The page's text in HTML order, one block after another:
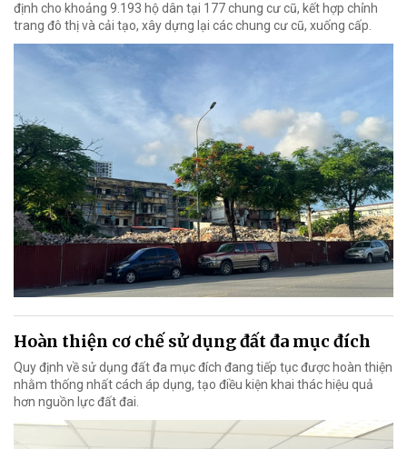
định cho khoảng 9.193 hộ dân tại 177 chung cư cũ, kết hợp chỉnh
trang đô thị và cải tạo, xây dựng lại các chung cư cũ, xuống cấp.
Hoàn thiện cơ chế sử dụng đất đa mục đích
Quy định về sử dụng đất đa mục đích đang tiếp tục được hoàn thiện
nhằm thống nhất cách áp dụng, tạo điều kiện khai thác hiệu quả
hơn nguồn lực đất đai.